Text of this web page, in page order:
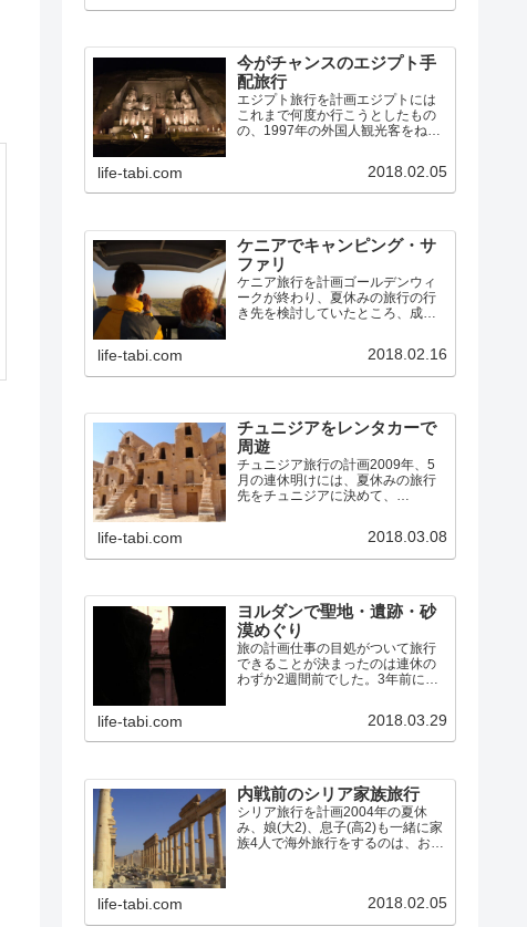
今がチャンスのエジプト手
配旅行
エジプト旅行を計画エジプトには
これまで何度か行こうとしたもの
の、1997年の外国人観光客をねら
らくは行けそうにないなあと思え
る事件が何かしら起きていまし
life-tabi.com 2018.02.05
ケニアでキャンピング・サ
ファリ
ケニア旅行を計画ゴールデンウィ
ークが終わり、夏休みの旅行の行
き先を検討していたところ、成
ので、ケニアに行くことにしまし
た。中国南方航空の広州乗継便で
life-tabi.com 2018.02.16
チュニジアをレンタカーで
周遊
チュニジア旅行の計画2009年、5
月の連休明けには、夏休みの旅行
先をチュニジアに決めて、
予約しました。アフリカ大陸は、
私も妻も初めてです。その航空券
life-tabi.com 2018.03.08
ヨルダンで聖地・遺跡・砂
漠めぐり
旅の計画仕事の目処がついて旅行
できることが決まったのは連休の
わずか2週間前でした。3年前にシ
っていたので、行き先はヨルダン
に決定。往復の航空便は既に満席
life-tabi.com 2018.03.29
内戦前のシリア家族旅行
シリア旅行を計画2004年の夏休
み、娘(大2)、息子(高2)も一緒に家
族4人で海外旅行をするのは、おそ
ラの遺跡と、聖書時代からの古代
life-tabi.com 2018.02.05